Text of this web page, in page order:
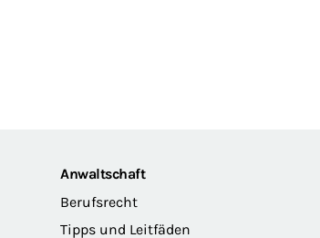
Anwaltschaft
Berufsrecht
Tipps und Leitfäden